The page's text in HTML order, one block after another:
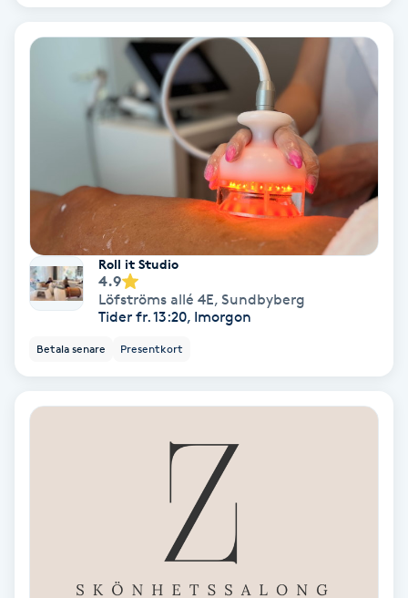
Vaxning brasiliansk
Vibrationsmassage
Volymfransar
Vårtor Roll it Studio
4.9
Löfströms allé 4E, Sundbyberg
Tider fr. 13:20, Imorgon
Betala senare Presentkort